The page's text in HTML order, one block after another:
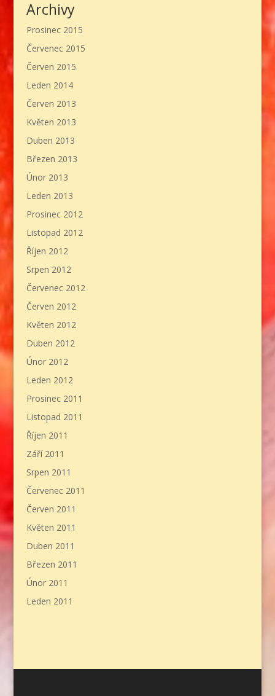
Archivy
Prosinec 2015
Červenec 2015
Červen 2015
Leden 2014
Červen 2013
Květen 2013
Duben 2013
Březen 2013
Únor 2013
Leden 2013
Prosinec 2012
Listopad 2012
Říjen 2012
Srpen 2012
Červenec 2012
Červen 2012
Květen 2012
Duben 2012
Únor 2012
Leden 2012
Prosinec 2011
Listopad 2011
Říjen 2011
Září 2011
Srpen 2011
Červenec 2011
Červen 2011
Květen 2011
Duben 2011
Březen 2011
Únor 2011
Leden 2011